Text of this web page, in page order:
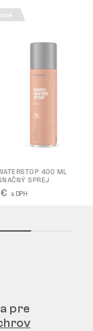
400 ML
SPREJ
s DPH
pre